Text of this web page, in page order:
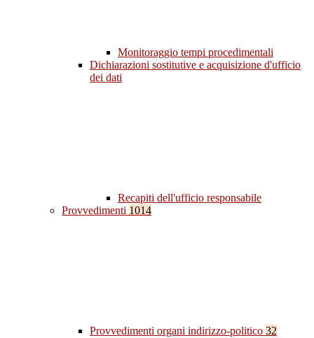
Monitoraggio tempi procedimentali
Dichiarazioni sostitutive e acquisizione d'ufficio
dei dati
Recapiti dell'ufficio responsabile
Provvedimenti 1014
Provvedimenti organi indirizzo-politico 32